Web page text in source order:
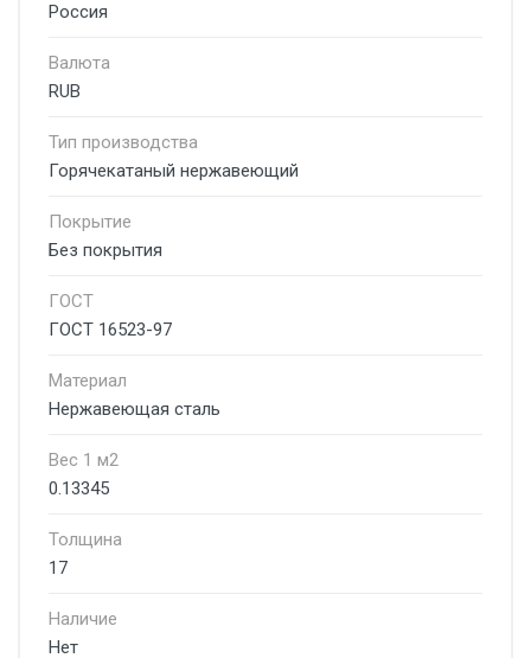
Россия
Валюта
RUB
Тип производства
Горячекатаный нержавеющий
Покрытие
Без покрытия
ГОСТ
ГОСТ 16523-97
Материал
Нержавеющая сталь
Вес 1 м2
0.13345
Толщина
17
Наличие
Нет